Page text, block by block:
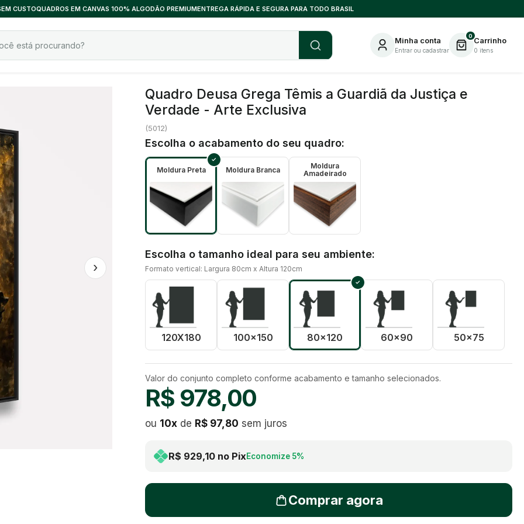
CUSTOQUADROS EM CANVAS 100% ALGODÃO PREMIUMENTREGA RÁPIDA E SEGURA PARA TODO BRASIL
Minha conta
Entrar ou cadastrar
0 Carrinho
0 itens
›
Quadro Deusa Grega Têmis a Guardiã da Justiça e
Verdade - Arte Exclusiva
(5012)
Escolha o acabamento do seu quadro:
Moldura Preta Moldura Branca
Moldura
Amadeirado
Escolha o tamanho ideal para seu ambiente:
Formato vertical: Largura 80cm x Altura 120cm
120X180 100x150 80x120 60x90 50x75
Valor do conjunto completo conforme acabamento e tamanho selecionados.
R$ 978,00
ou 10x de R$ 97,80 sem juros
R$ 929,10 no PixEconomize 5%
Comprar agora